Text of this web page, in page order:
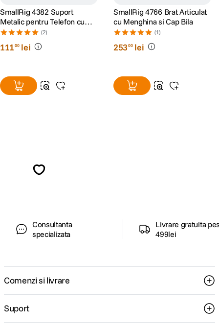
SmallRig 4382 Suport
Metalic pentru Telefon cu
Cold Shoe
(2)
11100 lei
SmallRig 4766 Brat Articulat
cu Menghina si Cap Bila
(1)
25300 lei
Consultanta
specializata
Livrare gratuita
499lei
Comenzi si livrare
Suport